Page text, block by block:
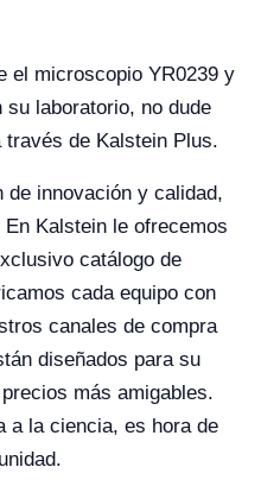
el microscopio YR0239 y
laboratorio, no dude
de Kalstein Plus.
de innovación y calidad,
Kalstein le ofrecemos
catálogo de
cada equipo con
canales de compra
diseñados para su
más amigables.
a la ciencia, es hora de